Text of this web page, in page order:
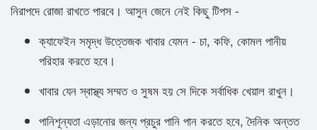
নিরাপদে রোজা রাখতে পারবে। আসুন জেনে নেই কিছু টিপস -
ক্যাফেইন সমৃদ্ধ উত্তেজক খাবার যেমন - চা, কফি, কোমল পানীয়
পরিহার করতে হবে।
খাবার যেন স্বাস্থ্য সম্মত ও সুষম হয় সে দিকে সর্বাধিক খেয়াল রাখুন।
পানিশূন্যতা এড়ানোর জন্য প্রচুর পানি পান করতে হবে, দৈনিক অন্তত